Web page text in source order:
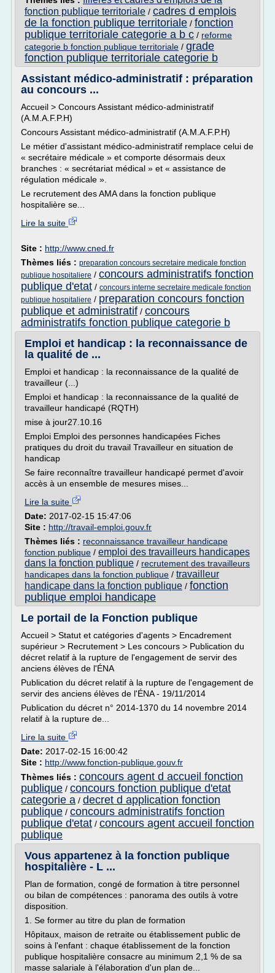
fonction publique territoriale / cadres d emplois
de la fonction publique territoriale / fonction
publique territoriale categorie a b c / reforme
categorie b fonction publique territoriale / grade
fonction publique territoriale categorie b
Assistant médico-administratif : préparation
au concours ...
Accueil > Concours Assistant médico-administratif
(A.M.A.F.P.H)
Concours Assistant médico-administratif (A.M.A.F.P.H)
Le métier d'assistant médico-administratif remplace celui de
« secrétaire médicale » et comporte désormais deux
branches : « secrétariat médical » et « assistance de
régulation médicale ».
Le recrutement des AMA dans la fonction publique
hospitalière se...
Lire la suite
Site : http://www.cned.fr
Thèmes liés : preparation concours secretaire medicale fonction
publique hospitaliere / concours administratifs fonction
publique d'etat / concours interne secretaire medicale fonction
publique hospitaliere / preparation concours fonction
publique et administratif / concours
administratifs fonction publique categorie b
Emploi et handicap : la reconnaissance de
la qualité de ...
Emploi et handicap : la reconnaissance de la qualité de
travailleur (...)
Emploi et handicap : la reconnaissance de la qualité de
travailleur handicapé (RQTH)
mise à jour27.10.16
Emploi Emploi des personnes handicapées Fiches
pratiques du droit du travail Travailleur en situation de
handicap
Se faire reconnaître travailleur handicapé permet d'avoir
accès à un ensemble de mesures mises...
Lire la suite
Date: 2017-02-15 15:47:06
Site : http://travail-emploi.gouv.fr
Thèmes liés : reconnaissance travailleur handicape
fonction publique / emploi des travailleurs handicapes
dans la fonction publique / recrutement des travailleurs
handicapes dans la fonction publique / travailleur
handicape dans la fonction publique / fonction
publique emploi handicape
Le portail de la Fonction publique
Accueil > Statut et catégories d'agents > Encadrement
supérieur > Recrutement > Les concours > Publication du
décret relatif à la rupture de l'engagement de servir des
anciens élèves de l'ÉNA
Publication du décret relatif à la rupture de l'engagement de
servir des anciens élèves de l'ÉNA - 19/11/2014
Publication du décret n° 2014-1370 du 14 novembre 2014
relatif à la rupture de...
Lire la suite
Date: 2017-02-15 16:00:42
Site : http://www.fonction-publique.gouv.fr
Thèmes liés : concours agent d accueil fonction
publique / concours fonction publique d'etat
categorie a / decret d application fonction
publique / concours administratifs fonction
publique d'etat / concours agent accueil fonction
publique
Vous appartenez à la fonction publique
hospitalière - L ...
Plan de formation, congé de formation à titre personnel
ou bilan de compétences : panorama des outils à votre
disposition.
1. Se former au titre du plan de formation
Hôpitaux, maison de retraite ou établissement public de
soins à l'enfant : chaque établissement de la fonction
publique hospitalière consacre au minimum 2,1 % de sa
masse salariale à l'élaboration d'un plan de...